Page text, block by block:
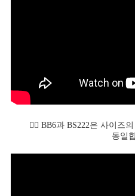
👆🏻 BB6과 BS222은 사이즈
동일